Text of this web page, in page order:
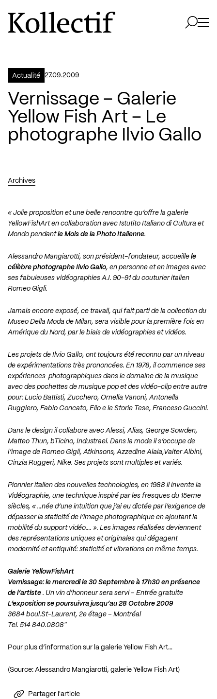
Aller à la page d'accueil
Logo Kollectif
Actualité 27.09.2009
Vernissage – Galerie
Yellow Fish Art – Le
photographe Ilvio Gallo
Archives
« Jolie proposition et une belle rencontre qu’offre la galerie
YellowFishArt en collaboration avec Istutito Italiano di Cultura et
Mondo pendantle Mois de la Photo Italienne.
Alessandro Mangiarotti, son président-fondateur, accueille le
célèbre photographe Ilvio Gallo, en personne et en images avec
ses fabuleuses vidéographies A.I. 90-91 du couturier italien
Romeo Gigli.
Jamais encore exposé, ce travail, qui fait parti de la collection du
Museo Della Moda de Milan, sera visible pour la première fois en
Amérique du Nord, par le biais de vidéographies et vidéos.
Les projets de Ilvio Gallo, ont toujours été reconnu par un niveau
de expérimentations très prononcées. En 1978, il commence ses
expériences photographiques dans le domaine de la musique
avec des pochettes de musique pop et des vidéo-clip entre autre
pour: Lucio Battisti, Zucchero, Ornella Vanoni, Antonella
Ruggiero, Fabio Concato, Elio e le Storie Tese, Franceso Guccini.
Dans le design il collabore avec Alessi, Alias, George Sowden,
Matteo Thun, bTicino, Industrael. Dans la mode il s’occupe de
l’image de Romeo Gigli, Atkinsons, Azzedine Alaia,Valter Albini,
Cinzia Ruggeri, Nike. Ses projets sont multiples et variés.
Pionnier italien des nouvelles technologies, en 1988 il invente la
Vidéographie, une technique inspiré par les fresques du 15eme
siècles, « …née d’une intuition que j’ai eu dictée par l’exigence de
dépasser la staticité de l’image photographique en ajoutant la
mobilité du support vidéo…. ». Les images réalisées deviennent
des représentations uniques et originales qui dégagent
modernité et antiquité: staticité et vibrations en même temps.
Galerie YellowFishArt
Vernissage:le mercredi le 30 Septembre à 17h30 en présence
de l’artiste . Un vin d’honneur sera servi – Entrée gratuite
L’exposition se poursuivra jusqu’au 28 Octobre 2009
3684 boul.St-Laurent, 2e étage – Montréal
Tel. 514 840.0808″
Pour plus d’information sur la galerie Yellow Fish Art…
(Source: Alessandro Mangiarotti, galerie Yellow Fish Art)
Partager l'article